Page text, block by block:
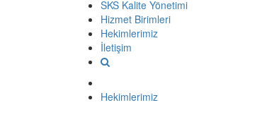
SKS Kalite Yönetimi
Hizmet Birimleri
Hekimlerimiz
İletişim
Hekimlerimiz